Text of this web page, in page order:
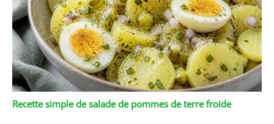
Recette simple de salade de pommes de terre froide